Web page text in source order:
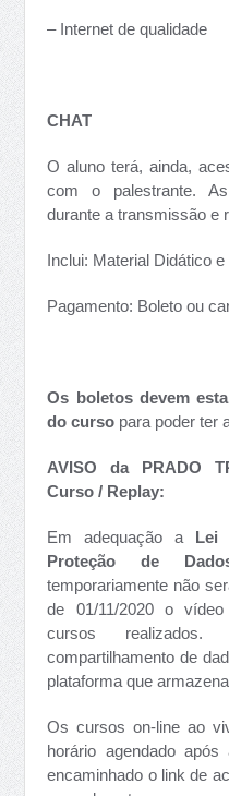
– Internet de qualidade
CHAT
O aluno terá, ainda,
com o palestrante.
durante a transmissão e
Inclui: Material Didático
Pagamento: Boleto ou
Os boletos devem
do curso para poder ter
AVISO da PRADO
Curso / Replay:
Em adequação a Lei
Proteção de
temporariamente não
de 01/11/2020 o
cursos
compartilhamento de
plataforma que
Os cursos on-line ao
horário agendado
encaminhado o link de